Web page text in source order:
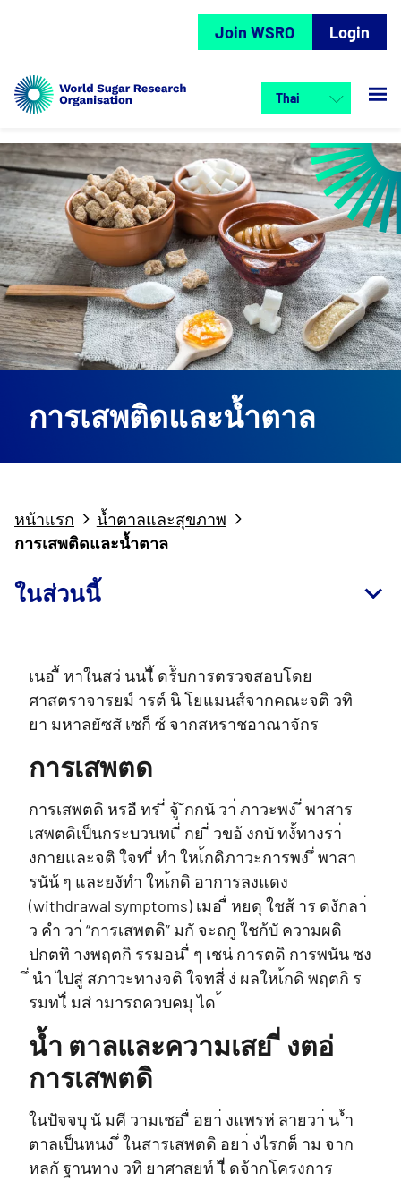
Join WSRO Login
การเสพติดและน้ำตาล
หน้าแรก
น้ำตาลและสุขภาพ
การเสพติดและน้ำตาล
ในส่วนนี้
เนอ ื้ หาในสว่ นนไี้ ดร้ับการตรวจสอบโดย
ศาสตราจารยม์ ารต์ นิ โยแมนส์จากคณะจติ วทิ
ยา มหาลยัซสั เซก็ ซ์ จากสหราชอาณาจักร
การเสพตด
การเสพตดิ หรอื ทร ี่ จู้ ักกนั วา่ ภาวะพง ึ่ พาสาร
เสพตดิเป็นกระบวนทเ ี่ กย ี่ วขอ้ งกบั ทงั้ทางรา่
งกายและจติ ใจท ี่ ทำ ใหเ้กดิภาวะการพง ึ่ พาสา
รนัน้ ๆ และยงัทำ ใหเ้กดิ อาการลงแดง
(withdrawal symptoms) เมอ ื่ หยดุ ใชส้ าร ดงักลา่
ว คำ วา่ “การเสพตดิ” มกั จะถกู ใชก้บั ความผดิ
ปกตทิ างพฤตกิ รรมอน ื่ ๆ เชน่ การตดิ การพนัน ซง
ึ่ นำ ไปสู่ สภาวะทางจติ ใจทสี่ ง่ ผลใหเ้กดิ พฤตกิ ร
รมทไี่ มส่ ามารถควบคมุ ได ้
น้ำ ตาลและความเสย ี่ งตอ่
การเสพตดิ
ในปัจจบุ นั มคี วามเชอ ื่ อยา่ งแพรห่ ลายวา่ น ้ำ
ตาลเป็นหนง ึ่ ในสารเสพตดิ อยา่ งไรกต็ าม จาก
หลกั ฐานทาง วทิ ยาศาสยท์ ไี่ ดจ้ากโครงการ